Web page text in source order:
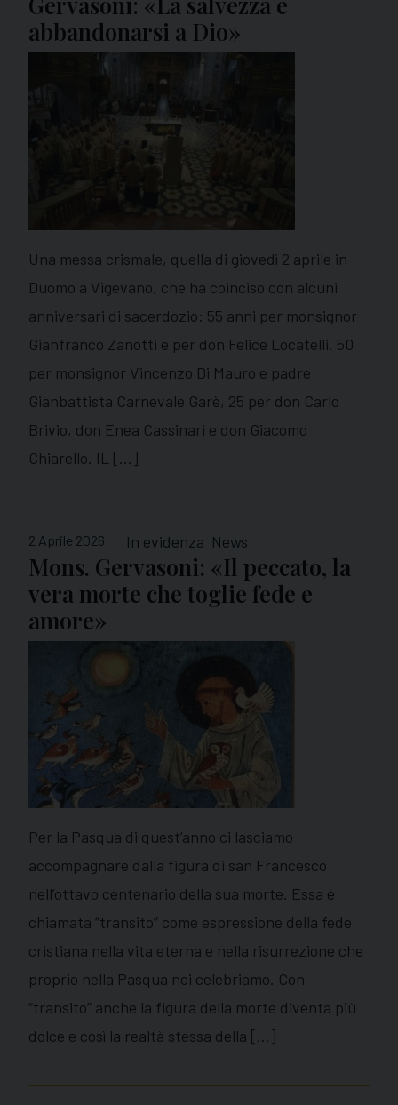
abbandonarsi a Dio»
Una messa crismale, quella di giovedì 2 aprile in
Duomo a Vigevano, che ha coinciso con alcuni
anniversari di sacerdozio: 55 anni per monsignor
Gianfranco Zanotti e per don Felice Locatelli, 50
per monsignor Vincenzo Di Mauro e padre
Gianbattista Carnevale Garè, 25 per don Carlo
Brivio, don Enea Cassinari e don Giacomo
Chiarello. IL […]
2 Aprile 2026 In evidenza News
Mons. Gervasoni: «Il peccato, la
vera morte che toglie fede e
amore»
Per la Pasqua di quest’anno ci lasciamo
accompagnare dalla figura di san Francesco
nell’ottavo centenario della sua morte. Essa è
chiamata “transito” come espressione della fede
cristiana nella vita eterna e nella risurrezione che
proprio nella Pasqua noi celebriamo. Con
“transito” anche la figura della morte diventa più
dolce e così la realtà stessa della […]